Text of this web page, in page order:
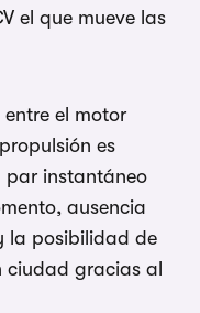
el que mueve las
el motor
es
par instantáneo
ausencia
la posibilidad de
ciudad gracias al